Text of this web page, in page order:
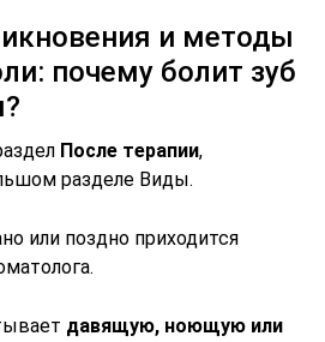
и методы
почему болит зуб
После терапии,
разделе Виды.
или поздно приходится
давящую, ноющую или